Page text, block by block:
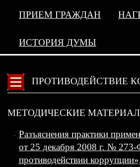
ПРИЕМ ГРАЖДАН
ИСТОРИЯ ДУМЫ
ПРОТИВОДЕЙСТВИЕ
МЕТОДИЧЕСКИЕ
Разъяснения практики
от 25 декабря 2008 г. №
противодействии